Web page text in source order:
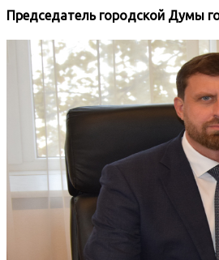
Председатель городской Думы